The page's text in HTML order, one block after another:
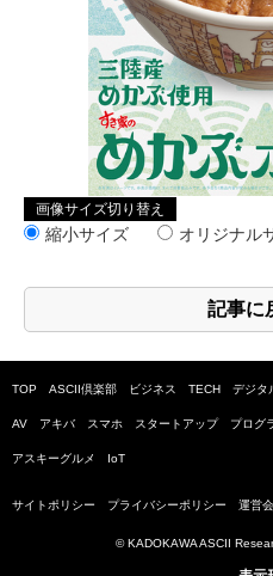
画像サイズ切り替え
縮小サイズ オリジナル
記事に
TOP ASCII倶楽部 ビジネス TECH デジタ
AV アキバ スマホ スタートアップ プログ
アスキーグルメ IoT
サイトポリシー プライバシーポリシー 運営
© KADOKAWA ASCII